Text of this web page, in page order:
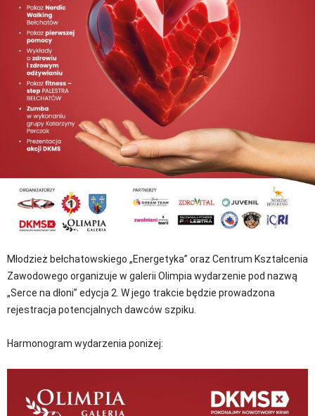
Młodzież bełchatowskiego „Energetyka” oraz Centrum Kształcenia
Zawodowego organizuje w galerii Olimpia wydarzenie pod nazwą
„Serce na dłoni” edycja 2. W jego trakcie będzie prowadzona
rejestracja potencjalnych dawców szpiku.
Harmonogram wydarzenia poniżej: